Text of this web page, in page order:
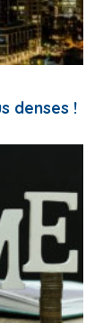
denses !